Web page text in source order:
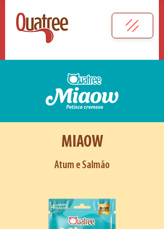
MIAOW
Atum e Salmão